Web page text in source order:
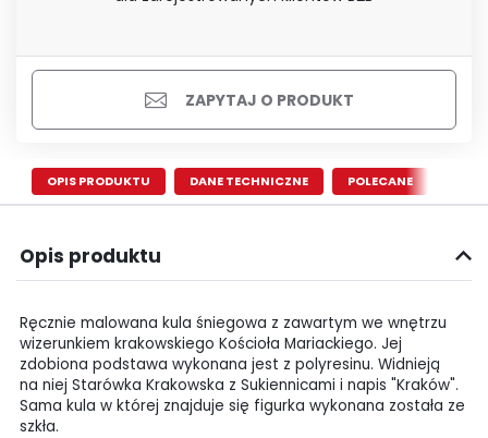
ZAPYTAJ O PRODUKT
OPIS PRODUKTU DANE TECHNICZNE POLECANE
Opis produktu
Ręcznie malowana kula śniegowa z zawartym we wnętrzu
wizerunkiem krakowskiego Kościoła Mariackiego. Jej
zdobiona podstawa wykonana jest z polyresinu. Widnieją
na niej Starówka Krakowska z Sukiennicami i napis "Kraków".
Sama kula w której znajduje się figurka wykonana została ze
szkła.